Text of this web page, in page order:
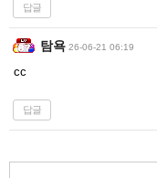
답글
탐욕 26-06-21 06:19
cc
답글